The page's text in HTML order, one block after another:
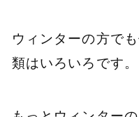
ウィンターの方で
類はいろいろです。